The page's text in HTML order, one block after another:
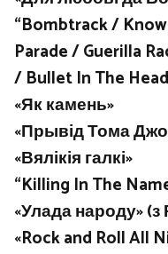
“Bombtrack /
Parade / Guerilla
/ Bullet In The
«Як камень»
«Прывід Тома
«Вялікія галкі»
“Killing In The
«Улада народу»
«Rock and Roll All